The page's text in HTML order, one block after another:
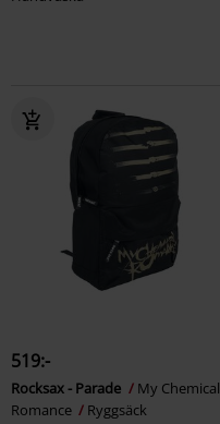
519:-
Rocksax - Parade
My Chemical
Romance
Ryggsäck